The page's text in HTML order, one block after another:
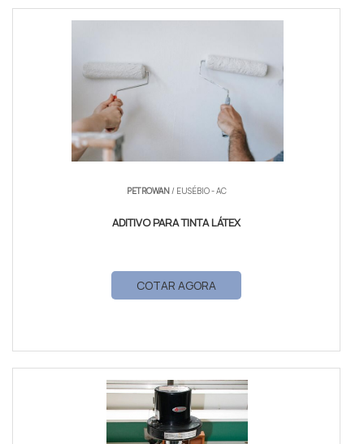
PETROWAN/ EUSÉBIO - AC
ADITIVO PARA TINTA LÁTEX
COTAR AGORA